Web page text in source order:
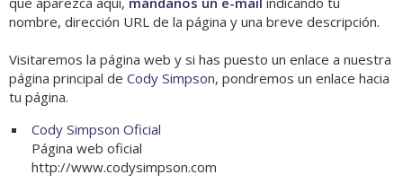
nombre, dirección URL de la página y una breve descripción.
Visitaremos la página web y si has puesto un enlace a nuestra
página principal de Cody Simpson, pondremos un enlace hacia
tu página.
Cody Simpson Oficial
Página web oficial
http://www.codysimpson.com